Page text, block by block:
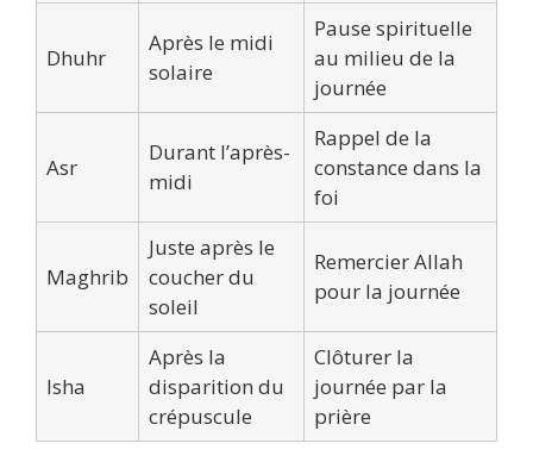
Dhuhr
Après le midi
solaire
Pause spirituelle
au milieu de la
journée
Asr
Durant l’après-
midi
Rappel de la
constance dans la
foi
Maghrib
Juste après le
coucher du
soleil
Remercier Allah
pour la journée
Isha
Après la
disparition du
crépuscule
Clôturer la
journée par la
prière